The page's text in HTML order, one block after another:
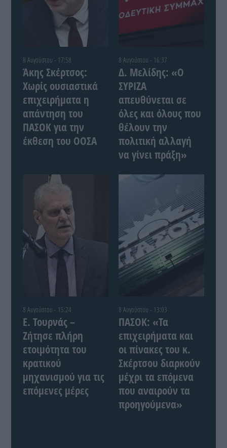
8 Αυγούστου - 17:58
Άκης Σκέρτσος:
Χωρίς ουσιαστικά
επιχειρήματα η
απάντηση του
ΠΑΣΟΚ για την
έκθεση του ΟΟΣΑ
8 Αυγούστου - 16:37
Δ. Μελίδης: «Ο
ΣΥΡΙΖΑ
απευθύνεται σε
όλες και όλους που
θέλουν την
πολιτική αλλαγή
να γίνει πράξη»
8 Αυγούστου - 15:24
Ε. Τουρνάς –
Ζήτησε πλήρη
ετοιμότητα του
κρατικού
μηχανισμού για τις
επόμενες μέρες
8 Αυγούστου - 13:03
ΠΑΣΟΚ: «Τα
επιχειρήματα και
οι πίνακες του κ.
Σκέρτσου διαρκούν
μέχρι τα επόμενα
που αναιρούν τα
προηγούμενα»